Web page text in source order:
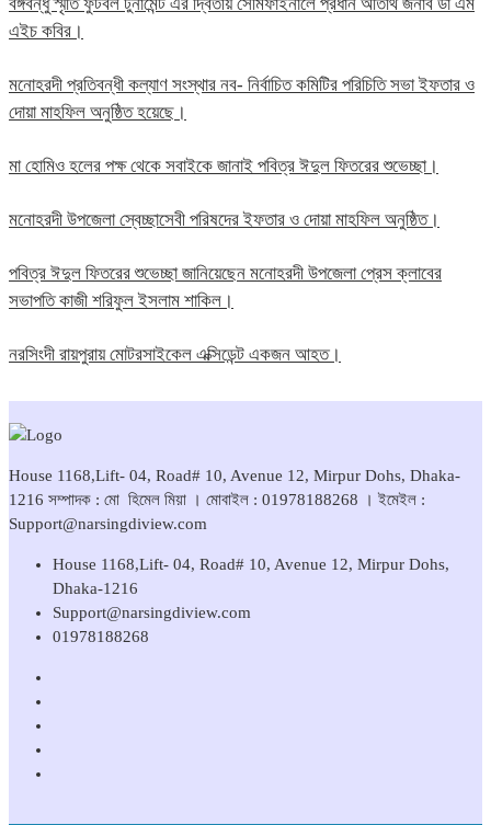
এইচ কবির।
মনোহরদী প্রতিবন্ধী কল্যাণ সংস্থার নব- নির্বাচিত কমিটির পরিচিতি সভা ইফতার ও
দোয়া মাহফিল অনুষ্ঠিত হয়েছে।
মা হোমিও হলের পক্ষ থেকে সবাইকে জানাই পবিত্র ঈদুল ফিতরের শুভেচ্ছা।
মনোহরদী উপজেলা স্বেচ্ছাসেবী পরিষদের ইফতার ও দোয়া মাহফিল অনুষ্ঠিত।
পবিত্র ঈদুল ফিতরের শুভেচ্ছা জানিয়েছেন মনোহরদী উপজেলা প্রেস ক্লাবের
সভাপতি কাজী শরিফুল ইসলাম শাকিল।
নরসিংদী রায়পুরায় মোটরসাইকেল এক্সিডেন্ট একজন আহত।
House 1168,Lift- 04, Road# 10, Avenue 12, Mirpur Dohs, Dhaka-
1216 সম্পাদক : মো হিমেল মিয়া । মোবাইল : 01978188268 । ইমেইল :
Support@narsingdiview.com
House 1168,Lift- 04, Road# 10, Avenue 12, Mirpur Dohs,
Dhaka-1216
Support@narsingdiview.com
01978188268